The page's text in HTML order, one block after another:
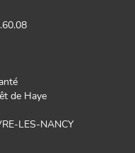
de Haye
LES-NANCY